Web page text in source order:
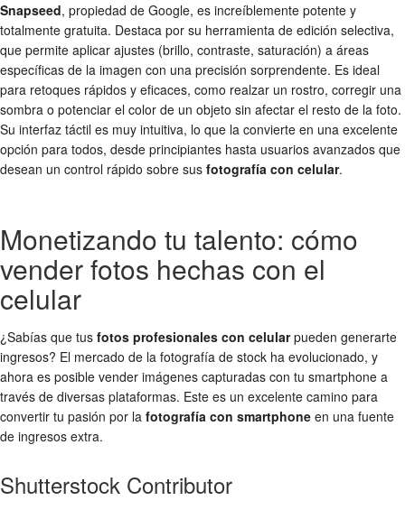
Snapseed, propiedad de Google, es increíblemente potente y
totalmente gratuita. Destaca por su herramienta de edición selectiva,
que permite aplicar ajustes (brillo, contraste, saturación) a áreas
específicas de la imagen con una precisión sorprendente. Es ideal
para retoques rápidos y eficaces, como realzar un rostro, corregir una
sombra o potenciar el color de un objeto sin afectar el resto de la foto.
Su interfaz táctil es muy intuitiva, lo que la convierte en una excelente
opción para todos, desde principiantes hasta usuarios avanzados que
desean un control rápido sobre sus fotografía con celular.
Monetizando tu talento: cómo
vender fotos hechas con el
celular
¿Sabías que tus fotos profesionales con celularpueden generarte
ingresos? El mercado de la fotografía de stock ha evolucionado, y
ahora es posible vender imágenes capturadas con tu smartphone a
través de diversas plataformas. Este es un excelente camino para
convertir tu pasión por la fotografía con smartphone en una fuente
de ingresos extra.
Shutterstock Contributor